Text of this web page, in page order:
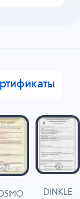
DINKLE